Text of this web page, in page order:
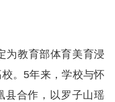
为教育部体育美育浸
。5年来，学校与怀
县合作，以罗子山瑶